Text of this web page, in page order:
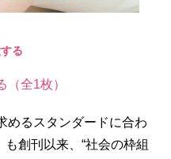
る
（全1枚）
るスタンダードに合わ
創刊以来、“社会の枠組